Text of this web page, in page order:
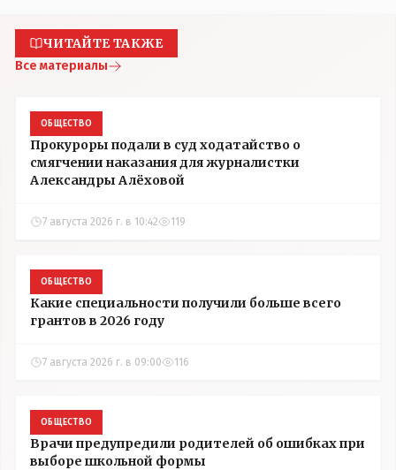
ЧИТАЙТЕ ТАКЖЕ
Все материалы
ОБЩЕСТВО
Прокуроры подали в суд ходатайство о
смягчении наказания для журналистки
Александры Алёховой
7 августа 2026 г. в 10:42 119
ОБЩЕСТВО
Какие специальности получили больше всего
грантов в 2026 году
7 августа 2026 г. в 09:00 116
ОБЩЕСТВО
Врачи предупредили родителей об ошибках при
выборе школьной формы